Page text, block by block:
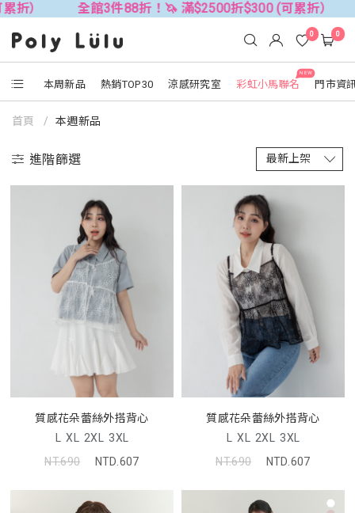
！🦄 滿$2500折$300 (可累折） 全館3件88折！🦄
本周新品 熱銷TOP30 涼感研究室
NEW
彩虹小馬聯名 門市資
0 0
首頁 本週新品
進階篩選
質感花朵蕾絲外搭背心
L XL 2XL 3XL
NT.690
NTD.607
質感花朵蕾絲外搭背心
L XL 2XL 3XL
NT.690
NTD.607